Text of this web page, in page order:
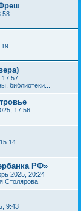
17:57
библиотеки...
17:56
РФ»
2025, 20:24
Столярова
9:43